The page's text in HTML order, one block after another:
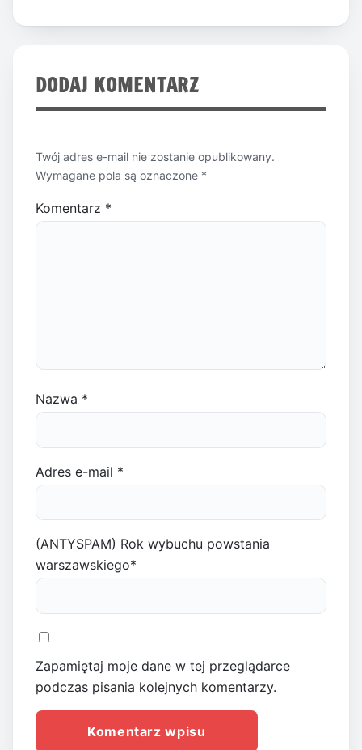
DODAJ KOMENTARZ
Twój adres e-mail nie zostanie opublikowany.
Wymagane pola są oznaczone *
Komentarz *
Nazwa *
Adres e-mail *
(ANTYSPAM) Rok wybuchu powstania
warszawskiego*
Zapamiętaj moje dane w tej przeglądarce
podczas pisania kolejnych komentarzy.